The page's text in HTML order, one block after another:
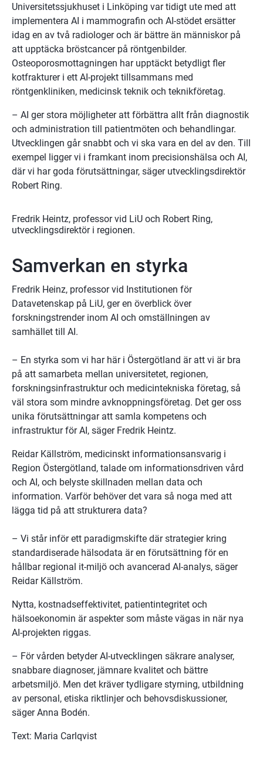
Universitetssjukhuset i Linköping var tidigt ute med att
implementera AI i mammografin och AI-stödet ersätter
idag en av två radiologer och är bättre än människor på
att upptäcka bröstcancer på röntgenbilder.
Osteoporosmottagningen har upptäckt betydligt fler
kotfrakturer i ett AI-projekt tillsammans med
röntgenkliniken, medicinsk teknik och teknikföretag.
– AI ger stora möjligheter att förbättra allt från diagnostik
och administration till patientmöten och behandlingar.
Utvecklingen går snabbt och vi ska vara en del av den. Till
exempel ligger vi i framkant inom precisionshälsa och AI,
där vi har goda förutsättningar, säger utvecklingsdirektör
Robert Ring.
Fredrik Heintz, professor vid LiU och Robert Ring,
utvecklingsdirektör i regionen.
Samverkan en styrka
Fredrik Heinz, professor vid Institutionen för
Datavetenskap på LiU, ger en överblick över
forskningstrender inom AI och omställningen av
samhället till AI.
– En styrka som vi har här i Östergötland är att vi är bra
på att samarbeta mellan universitetet, regionen,
forskningsinfrastruktur och medicintekniska företag, så
väl stora som mindre avknoppningsföretag. Det ger oss
unika förutsättningar att samla kompetens och
infrastruktur för AI, säger Fredrik Heintz.
Reidar Källström, medicinskt informationsansvarig i
Region Östergötland, talade om informationsdriven vård
och AI, och belyste skillnaden mellan data och
information. Varför behöver det vara så noga med att
lägga tid på att strukturera data?
– Vi står inför ett paradigmskifte där strategier kring
standardiserade hälsodata är en förutsättning för en
hållbar regional it-miljö och avancerad AI-analys, säger
Reidar Källström.
Nytta, kostnadseffektivitet, patientintegritet och
hälsoekonomin är aspekter som måste vägas in när nya
AI-projekten riggas.
– För vården betyder AI-utvecklingen säkrare analyser,
snabbare diagnoser, jämnare kvalitet och bättre
arbetsmiljö. Men det kräver tydligare styrning, utbildning
av personal, etiska riktlinjer och behovsdiskussioner,
säger Anna Bodén.
Text: Maria Carlqvist